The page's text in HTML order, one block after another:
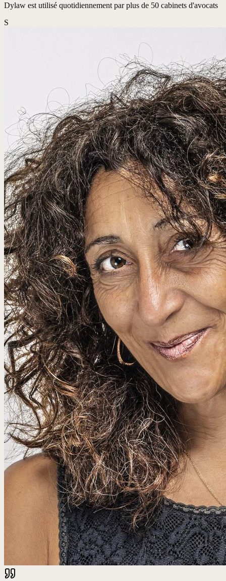
Dylaw est utilisé quotidiennement par plus de 50 cabinets d'avocats
S